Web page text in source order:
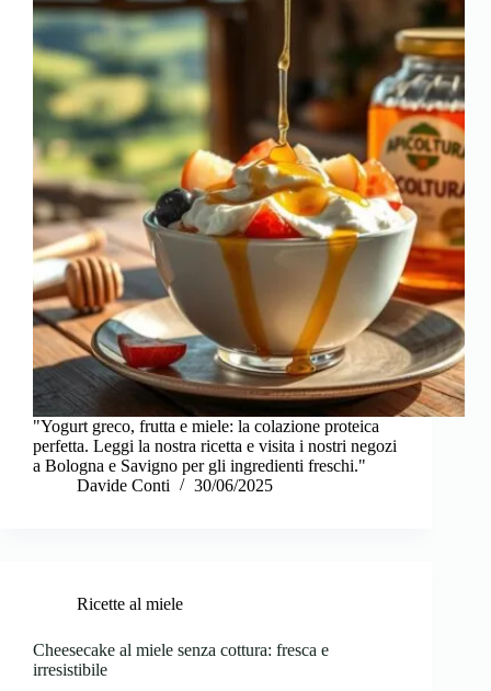
"Yogurt greco, frutta e miele: la colazione proteica
perfetta. Leggi la nostra ricetta e visita i nostri negozi
a Bologna e Savigno per gli ingredienti freschi."
Davide Conti
30/06/2025
Ricette al miele
Cheesecake al miele senza cottura: fresca e
irresistibile